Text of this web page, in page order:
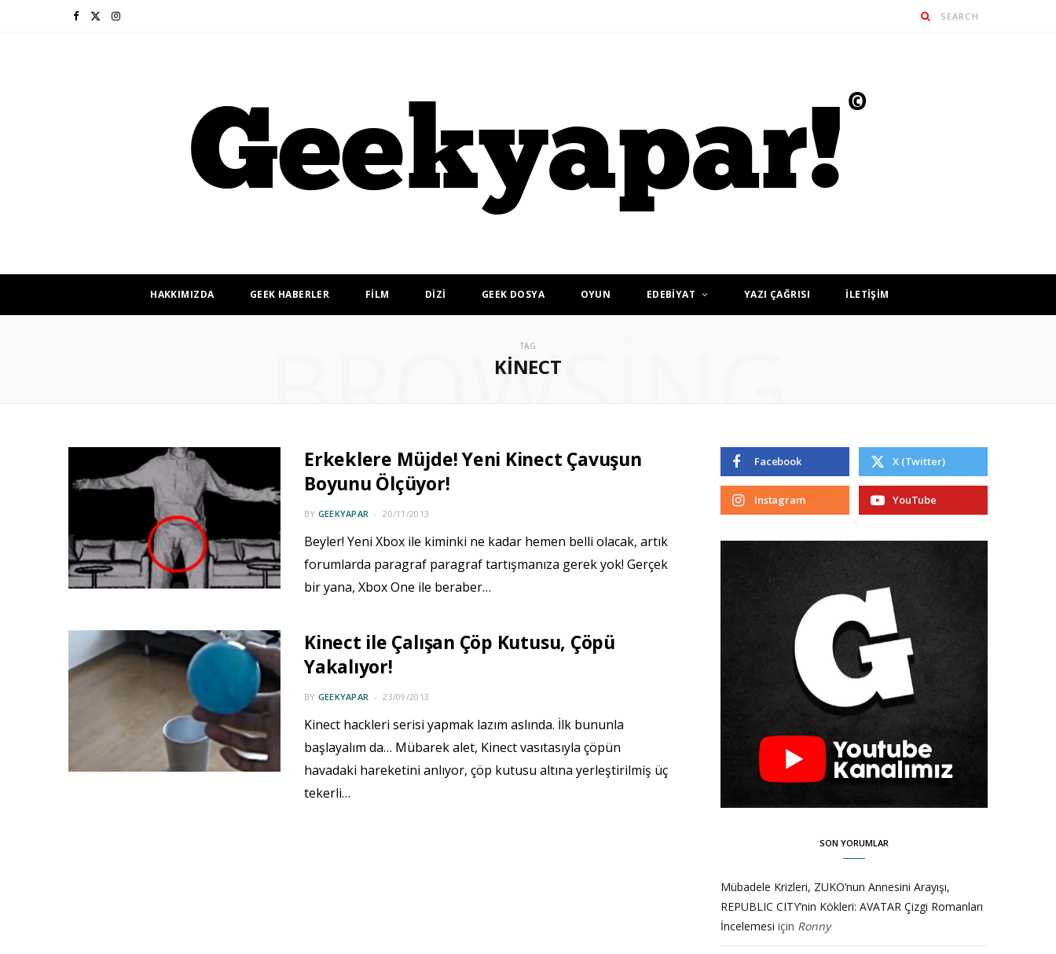
F I
HAKKIMIZDA GEEK HABERLER FİLM DİZİ GEEK DOSYA OYUN EDEBİYAT YAZI ÇAĞRISI İLETİŞİM
TAG
KINECT
BROWSING
Erkeklere Müjde! Yeni Kinect Çavuşun
Boyunu Ölçüyor!
BY GEEKYAPAR 20/11/2013
Beyler! Yeni Xbox ile kiminki ne kadar hemen belli olacak, artık
forumlarda paragraf paragraf tartışmanıza gerek yok! Gerçek
bir yana, Xbox One ile beraber…
Kinect ile Çalışan Çöp Kutusu, Çöpü
Yakalıyor!
BY GEEKYAPAR 23/09/2013
Kinect hackleri serisi yapmak lazım aslında. İlk bununla
başlayalım da… Mübarek alet, Kinect vasıtasıyla çöpün
havadaki hareketini anlıyor, çöp kutusu altına yerleştirilmiş üç
tekerli…
Facebook X (Twitter)
Instagram YouTube
SON YORUMLAR
Mübadele Krizleri, ZUKO’nun Annesini Arayışı,
REPUBLIC CITY’nin Kökleri: AVATAR Çizgi Romanları
İncelemesi için Ronny